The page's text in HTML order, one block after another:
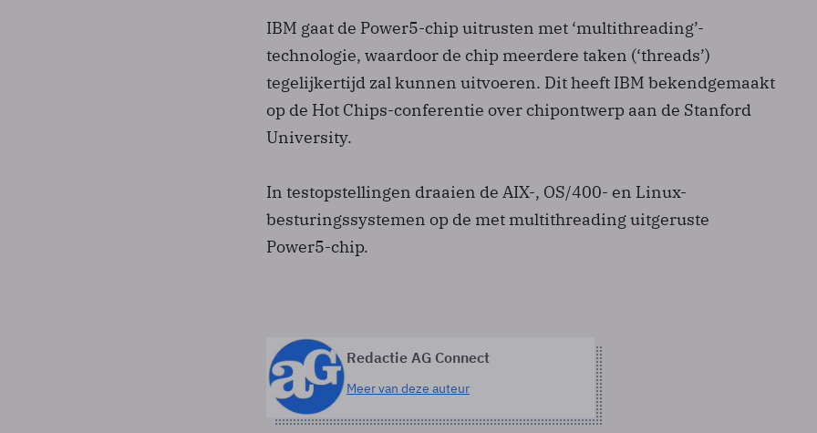
IBM gaat de Power5-chip uitrusten met ‘multithreading’-
technologie, waardoor de chip meerdere taken (‘threads’)
tegelijkertijd zal kunnen uitvoeren. Dit heeft IBM bekendgemaakt
op de Hot Chips-conferentie over chipontwerp aan de Stanford
University.
In testopstellingen draaien de AIX-, OS/400- en Linux-
besturingssystemen op de met multithreading uitgeruste
Power5-chip.
Redactie AG Connect
Meer van deze auteur